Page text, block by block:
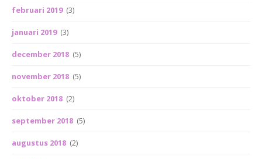
februari 2019 (3)
januari 2019 (3)
december 2018 (5)
november 2018 (5)
oktober 2018 (2)
september 2018 (5)
augustus 2018 (2)